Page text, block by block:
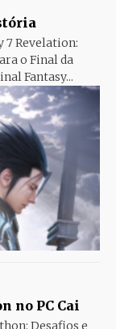
7 Revelation:
o Final da
Fantasy...
no PC Cai
Desafios e